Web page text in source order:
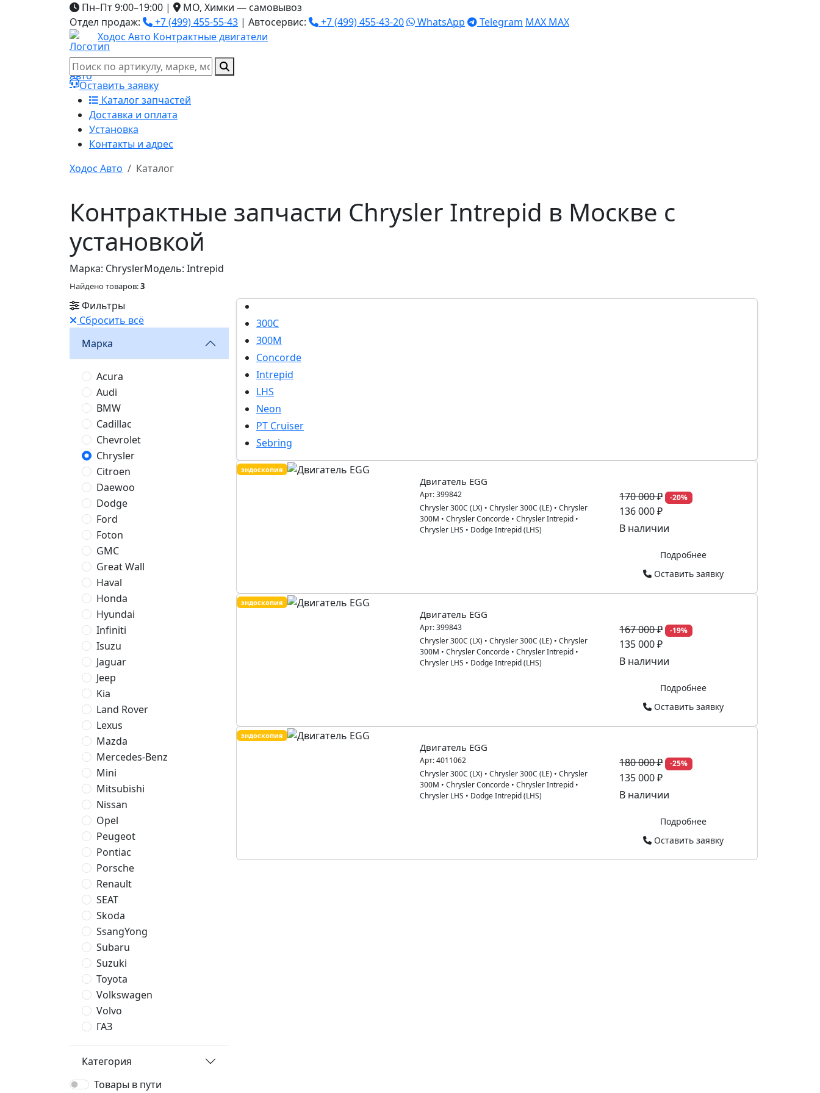
Пн–Пт 9:00–19:00 |
МО, Химки — самовывоз
Отдел продаж:
+7 (499) 455-55-43 | Автосервис: +7 (499) 455-43-20 WhatsApp Telegram MAX MAX
Ходос Авто Контрактные двигатели
Оставить заявку
Каталог запчастей
Доставка и оплата
Установка
Контакты и адрес
Ходос Авто
Каталог
Контрактные запчасти Chrysler Intrepid в Москве с
установкой
Марка: ChryslerМодель: Intrepid
Найдено товаров:3
Фильтры
Сбросить всё
Марка
Acura
Audi
BMW
Cadillac
Chevrolet
Chrysler
Citroen
Daewoo
Dodge
Ford
Foton
GMC
Great Wall
Haval
Honda
Hyundai
Infiniti
Isuzu
Jaguar
Jeep
Kia
Land Rover
Lexus
Mazda
Mercedes-Benz
Mini
Mitsubishi
Nissan
Opel
Peugeot
Pontiac
Porsche
Renault
SEAT
Skoda
SsangYong
Subaru
Suzuki
Toyota
Volkswagen
Volvo
ГАЗ
Категория
Товары в пути
300C
300M
Concorde
Intrepid
LHS
Neon
PT Cruiser
Sebring
эндоскопия
Двигатель EGG
Арт:399842
Chrysler 300C (LX) • Chrysler 300C (LE) • Chrysler
300M • Chrysler Concorde • Chrysler Intrepid •
Chrysler LHS • Dodge Intrepid (LHS)
170 000 ₽ -20%
136 000 ₽
В наличии
Подробнее
Оставить заявку
эндоскопия
Двигатель EGG
Арт:399843
Chrysler 300C (LX) • Chrysler 300C (LE) • Chrysler
300M • Chrysler Concorde • Chrysler Intrepid •
Chrysler LHS • Dodge Intrepid (LHS)
167 000 ₽ -19%
135 000 ₽
В наличии
Подробнее
Оставить заявку
эндоскопия
Двигатель EGG
Арт:4011062
Chrysler 300C (LX) • Chrysler 300C (LE) • Chrysler
300M • Chrysler Concorde • Chrysler Intrepid •
Chrysler LHS • Dodge Intrepid (LHS)
180 000 ₽ -25%
135 000 ₽
В наличии
Подробнее
Оставить заявку